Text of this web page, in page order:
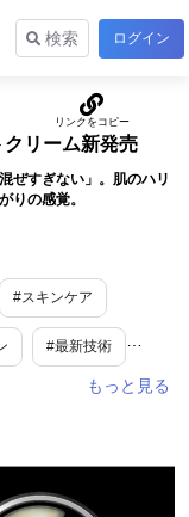
検索 ログイン
リーム新発売
ぜすぎない」。肌のハリ
りの感覚。
#スキンケア
#最新技術